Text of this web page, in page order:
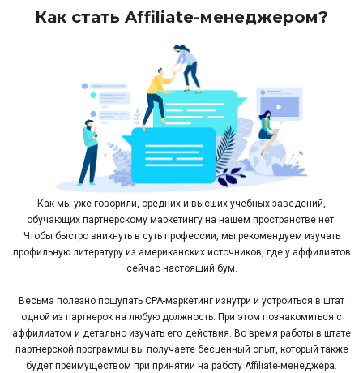
Как стать Affiliate-менеджером?
Как мы уже говорили, средних и высших учебных заведений,
обучающих партнерскому маркетингу на нашем пространстве нет.
Чтобы быстро вникнуть в суть профессии, мы рекомендуем изучать
профильную литературу из американских источников, где у аффилиатов
сейчас настоящий бум.
Весьма полезно пощупать CPA-маркетинг изнутри и устроиться в штат
одной из партнерок на любую должность. При этом познакомиться с
аффилиатом и детально изучать его действия. Во время работы в штате
партнерской программы вы получаете бесценный опыт, который также
будет преимуществом при принятии на работу Affiliate-менеджера.